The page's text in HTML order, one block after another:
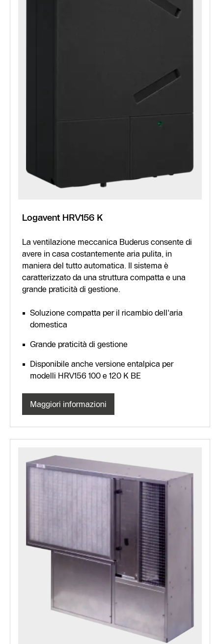
Logavent HRV156 K
La ventilazione meccanica Buderus consente di
avere in casa costantemente aria pulita, in
maniera del tutto automatica. Il sistema è
caratterizzato da una struttura compatta e una
grande praticità di gestione.
Soluzione compatta per il ricambio dell'aria
domestica
Grande praticità di gestione
Disponibile anche versione entalpica per
modelli HRV156 100 e 120 K BE
Maggiori informazioni